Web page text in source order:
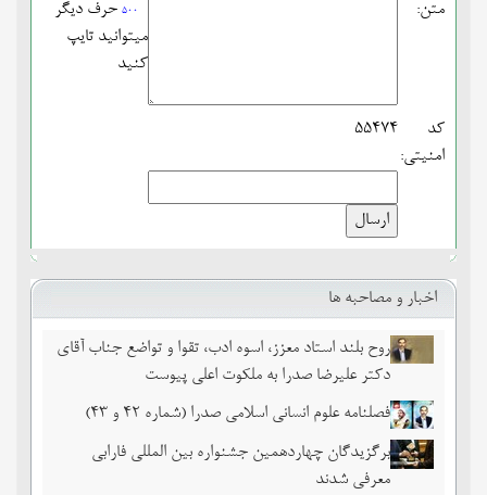
متن:
500 حرف دیگر
میتوانید تایپ
کنید
کد
امنیتی:
55474
اخبار و مصاحبه ها
روح بلند استاد معزز، اسوه ادب، تقوا و تواضع جناب آقای
دکتر علیرضا صدرا به ملکوت اعلی پیوست
فصلنامه علوم انسانی اسلامی صدرا (شماره 42 و 43)
برگزیدگان چهاردهمین جشنواره بین المللی فارابی
معرفی شدند